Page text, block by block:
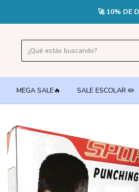
🔥3 CUOTAS SIN INTERÉS
MEGA SALE🔥 SALE ESCOLAR ✏️